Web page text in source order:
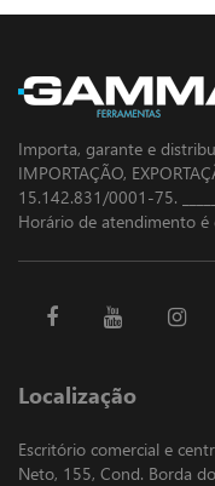
Importa, garante e
IMPORTAÇÃO,
15.142.831/0001-75.
Horário de atendimento é
Localização
Escritório comercial e
Neto, 155, Cond. Borda